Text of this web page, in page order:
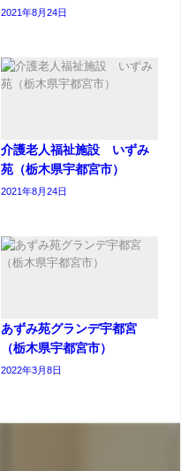
2021年8月24日
介護老人福祉施設 いずみ
苑（栃木県宇都宮市）
2021年8月24日
あずみ苑グランデ宇都宮
（栃木県宇都宮市）
2022年3月8日